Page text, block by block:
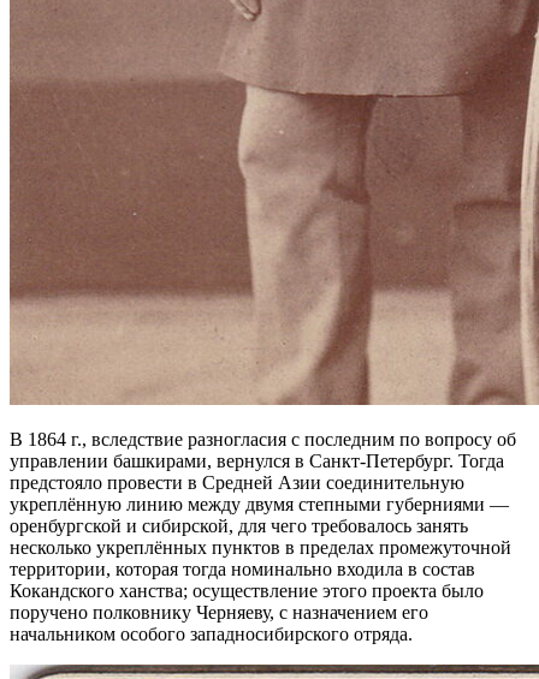
В 1864 г., вследствие разногласия с последним по вопросу об
управлении башкирами, вернулся в Санкт-Петербург. Тогда
предстояло провести в Средней Азии соединительную
укреплённую линию между двумя степными губерниями —
оренбургской и сибирской, для чего требовалось занять
несколько укреплённых пунктов в пределах промежуточной
территории, которая тогда номинально входила в состав
Кокандского ханства; осуществление этого проекта было
поручено полковнику Черняеву, с назначением его
начальником особого западносибирского отряда.